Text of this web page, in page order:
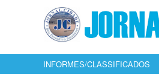
INFORMES/CLASSIFICADOS